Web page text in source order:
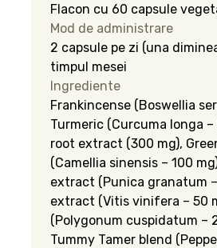
Flacon cu 60 capsule
Mod de administrare
2 capsule pe zi (una
timpul mesei
Ingrediente
Frankincense (Boswellia
Turmeric (Curcuma longa
root extract (300 mg),
(Camellia sinensis – 100
extract (Punica granatum –
extract (Vitis vinifera – 50
(Polygonum cuspidatum –
Tummy Tamer blend